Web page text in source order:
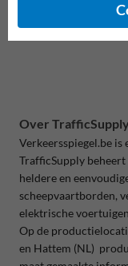
Over
Verkeersspiegel.be is
TrafficSupply
heldere en
scheepvaartborden,
elektrische
Op de
en Hattem (NL)